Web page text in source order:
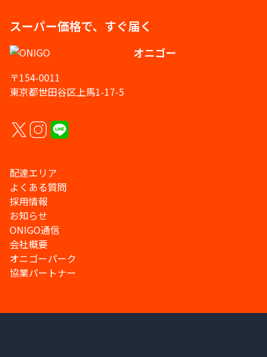
スーパー価格で、すぐ届く
オニゴー
〒154-0011
東京都世田谷区上馬1-17-5
配達エリア
よくある質問
採用情報
お知らせ
ONIGO通信
会社概要
オニゴーパーク
協業パートナー